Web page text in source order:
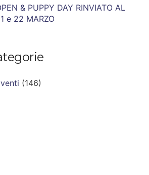
& PUPPY DAY RINVIATO AL
e 22 MARZO
(146)